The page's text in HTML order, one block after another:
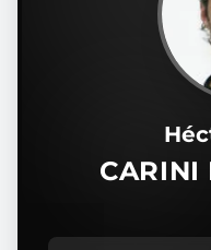
CARINI